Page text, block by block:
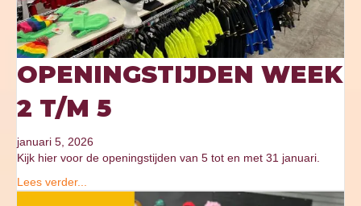
OPENINGSTIJDEN WEEK
2 T/M 5
januari 5, 2026
Kijk hier voor de openingstijden van 5 tot en met 31 januari.
Lees verder...